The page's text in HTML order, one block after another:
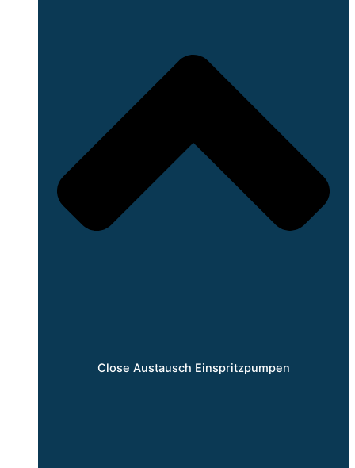
Close Austausch Einspritzpumpen